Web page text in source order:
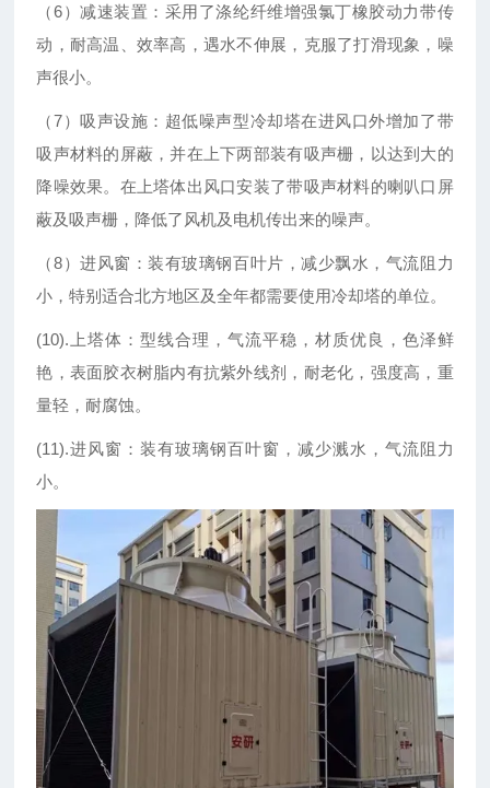
（6）减速装置：采用了涤纶纤维增强氯丁橡胶动力带传
动，耐高温、效率高，遇水不伸展，克服了打滑现象，噪
声很小。
（7）吸声设施：超低噪声型冷却塔在进风口外增加了带
吸声材料的屏蔽，并在上下两部装有吸声栅，以达到大的
降噪效果。在上塔体出风口安装了带吸声材料的喇叭口屏
蔽及吸声栅，降低了风机及电机传出来的噪声。
（8）进风窗：装有玻璃钢百叶片，减少飘水，气流阻力
小，特别适合北方地区及全年都需要使用冷却塔的单位。
(10).上塔体：型线合理，气流平稳，材质优良，色泽鲜
艳，表面胶衣树脂内有抗紫外线剂，耐老化，强度高，重
量轻，耐腐蚀。
(11).进风窗：装有玻璃钢百叶窗，减少溅水，气流阻力
小。